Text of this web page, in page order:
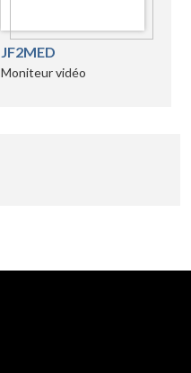
JF2MED
Moniteur vidéo